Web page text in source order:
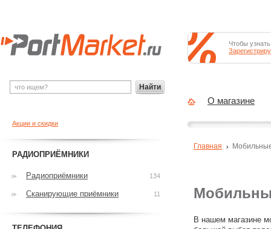
В нашем магазине
Главная
Акции и скидки
РАДИОПРИЁМНИКИ
Радиоприёмники 134
Сканирующие приёмники 11
Найти
Чтобы
О магазине